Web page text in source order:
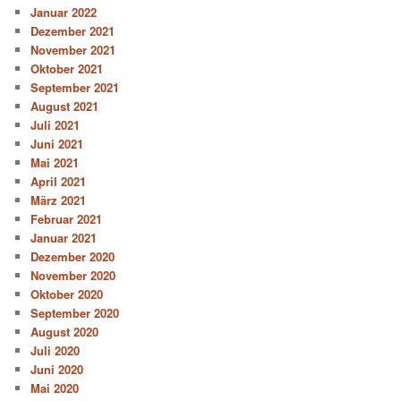
Januar 2022
Dezember 2021
November 2021
Oktober 2021
September 2021
August 2021
Juli 2021
Juni 2021
Mai 2021
April 2021
März 2021
Februar 2021
Januar 2021
Dezember 2020
November 2020
Oktober 2020
September 2020
August 2020
Juli 2020
Juni 2020
Mai 2020